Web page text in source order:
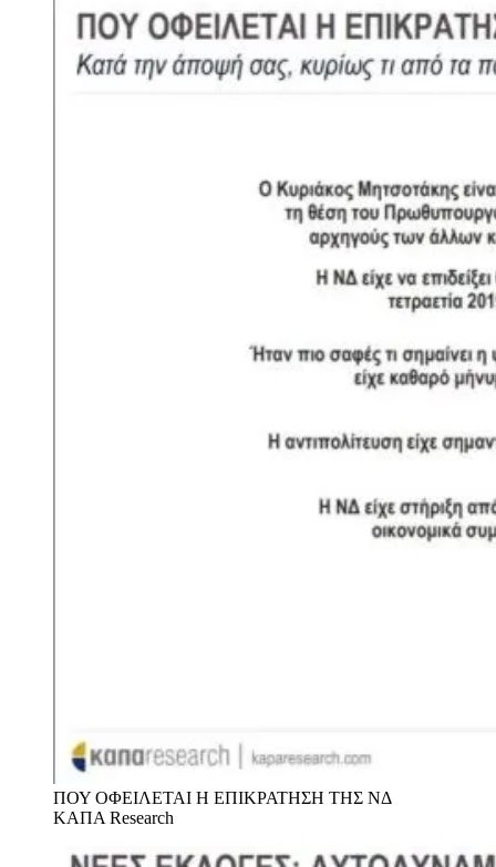
ΠΟΥ ΟΦΕΙΛΕΤΑΙ Η ΕΠΙΚΡΑΤΗΣΗ ΤΗΣ ΝΔ
ΚΑΠΑ Research